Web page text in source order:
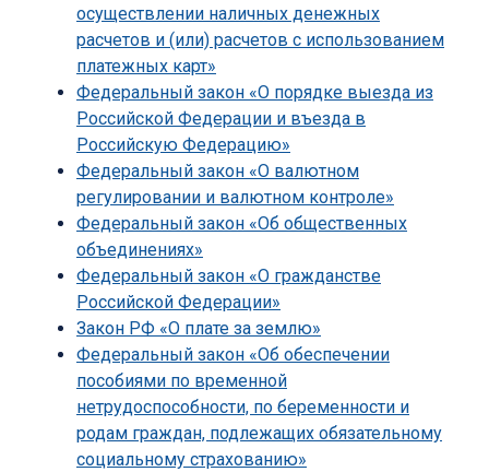
осуществлении наличных денежных
расчетов и (или) расчетов с использованием
платежных карт»
Федеральный закон «О порядке выезда из
Российской Федерации и въезда в
Российскую Федерацию»
Федеральный закон «О валютном
регулировании и валютном контроле»
Федеральный закон «Об общественных
объединениях»
Федеральный закон «О гражданстве
Российской Федерации»
Закон РФ «О плате за землю»
Федеральный закон «Об обеспечении
пособиями по временной
нетрудоспособности, по беременности и
родам граждан, подлежащих обязательному
социальному страхованию»